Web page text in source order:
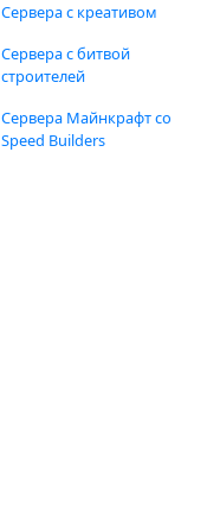
Сервера с креативом
Сервера с битвой
строителей
Сервера Майнкрафт со
Speed Builders